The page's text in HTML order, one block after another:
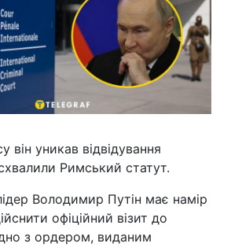
він уникав відвідування
Римський статут.
Володимир Путін має намір
офіційний візит до
з ордером, виданим